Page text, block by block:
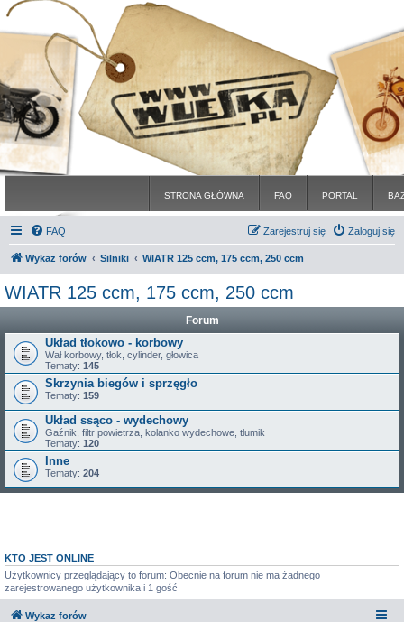
STRONA GŁÓWNA FAQ PORTAL
FAQ Zaloguj się
Zarejestruj się
Wykaz forów Silniki WIATR 125 ccm, 175 ccm, 250 ccm
WIATR 125 ccm, 175 ccm, 250 ccm
Forum
Układ tłokowo - korbowy
Wał korbowy, tłok, cylinder, głowica
Tematy: 145
Skrzynia biegów i sprzęgło
Tematy: 159
Układ ssąco - wydechowy
Gaźnik, filtr powietrza, kolanko wydechowe, tłumik
Tematy: 120
Inne
Tematy: 204
KTO JEST ONLINE
Użytkownicy przeglądający to forum: Obecnie na forum nie ma żadnego
zarejestrowanego użytkownika i 1 gość
Wykaz forów